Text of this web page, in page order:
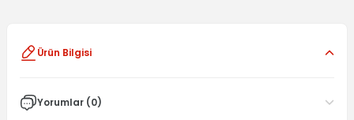
Ürün Bilgisi
Yorumlar (0)